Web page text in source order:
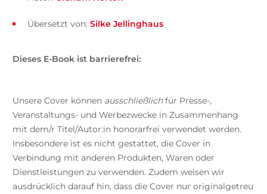
Übersetzt von: Silke Jellinghaus
Dieses E-Book ist barrierefrei:
Unsere Cover können ausschließlichfür Presse-,
Veranstaltungs- und Werbezwecke in Zusammenhang
mit dem/r Titel/Autor:in honorarfrei verwendet werden.
Insbesondere ist es nicht gestattet, die Cover in
Verbindung mit anderen Produkten, Waren oder
Dienstleistungen zu verwenden. Zudem weisen wir
ausdrücklich darauf hin, dass die Cover nur originalgetreu